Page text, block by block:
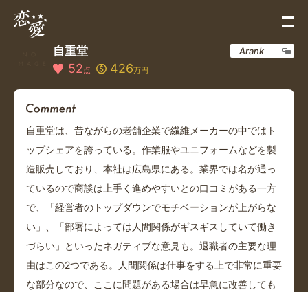
自重堂
52点 426万円
Arank
自重堂は、昔ながらの老舗企業で繊維メーカーの中ではト
ップシェアを誇っている。作業服やユニフォームなどを製
造販売しており、本社は広島県にある。業界では名が通っ
ているので商談は上手く進めやすいとの口コミがある一方
で、「経営者のトップダウンでモチベーションが上がらな
い」、「部署によっては人間関係がギスギスしていて働き
づらい」といったネガティブな意見も。退職者の主要な理
由はこの2つである。人間関係は仕事をする上で非常に重要
な部分なので、ここに問題がある場合は早急に改善しても